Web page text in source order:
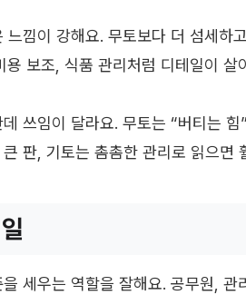
느낌이 강해요. 무토보다 더 섬세하
보조, 식품 관리처럼 디테일이 살
쓰임이 달라요. 무토는 “버티는
판, 기토는 촘촘한 관리로 읽으면
세우는 역할을 잘해요. 공무원,